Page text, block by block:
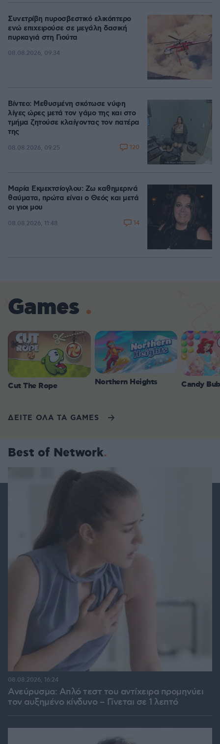
Συνετρίβη πυροσβεστικό ελικόπτερο
ενώ επιχειρούσε σε μεγάλη δασική
πυρκαγιά στη Γιούτα
08.08.2026, 09:34
Βίντεο: Μεθυσμένη σκότωσε νύφη
λίγες ώρες μετά τον γάμο της και στο
τμήμα ζητούσε κλαίγοντας τον πατέρα
της
08.08.2026, 09:25 120
Μαρία Εκμεκτσίογλου: Ζω καθημερινά
θαύματα, πρώτα είναι ο Θεός και μετά
οι γιοι μου
08.08.2026, 11:48 14
Games
Cut The Rope Northern Heights Candy
ΔΕΙΤΕ ΟΛΑ ΤΑ GAMES
Best of Network
Ανεύρυσμα: Απλό τεστ του αντίχειρα προμηνύει
τον αυξημένο κίνδυνο – Γίνεται σε 1 λεπτό
08.08.2026, 16:24